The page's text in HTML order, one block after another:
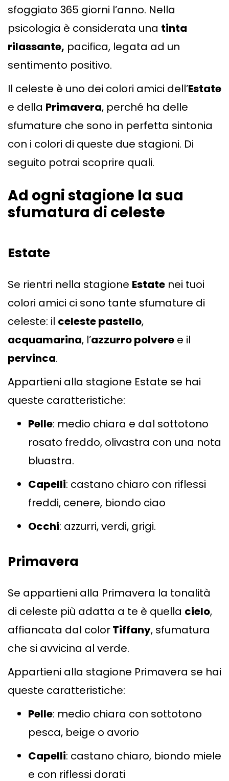
sfoggiato 365 giorni l’anno. Nella
psicologia è considerata una tinta
rilassante, pacifica, legata ad un
sentimento positivo.
Il celeste è uno dei colori amici dell’Estate
e della Primavera, perché ha delle
sfumature che sono in perfetta sintonia
con i colori di queste due stagioni. Di
seguito potrai scoprire quali.
Ad ogni stagione la sua
sfumatura di celeste
Estate
Se rientri nella stagione Estate nei tuoi
colori amici ci sono tante sfumature di
celeste: il celeste pastello,
acquamarina, l’azzurro polvere e il
pervinca.
Appartieni alla stagione Estate se hai
queste caratteristiche:
Pelle: medio chiara e dal sottotono
rosato freddo, olivastra con una nota
bluastra.
Capelli: castano chiaro con riflessi
freddi, cenere, biondo ciao
Occhi: azzurri, verdi, grigi.
Primavera
Se appartieni alla Primavera la tonalità
di celeste più adatta a te è quella cielo,
affiancata dal colorTiffany, sfumatura
che si avvicina al verde.
Appartieni alla stagione Primavera se hai
queste caratteristiche:
Pelle: medio chiara con sottotono
pesca, beige o avorio
Capelli: castano chiaro, biondo miele
e con riflessi dorati